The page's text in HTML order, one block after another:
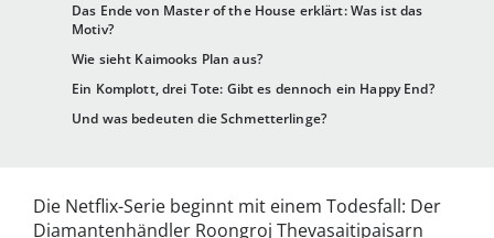
Das Ende von Master of the House erklärt: Was ist das
Motiv?
Wie sieht Kaimooks Plan aus?
Ein Komplott, drei Tote: Gibt es dennoch ein Happy End?
Und was bedeuten die Schmetterlinge?
Die Netflix-Serie beginnt mit einem Todesfall: Der
Diamantenhändler Roongroj Thevasaitipaisarn